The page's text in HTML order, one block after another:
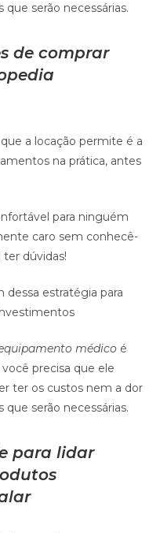
serão necessárias.
de comprar
a locação permite é a
na prática, antes
para ninguém
caro sem conhecê-
dúvidas!
dessa estratégia para
médico é
precisa que ele
ter os custos nem a dor
serão necessárias.
para lidar